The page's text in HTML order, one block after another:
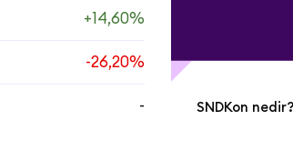
+14,60%
-26,20%
- SNDKon nedir?